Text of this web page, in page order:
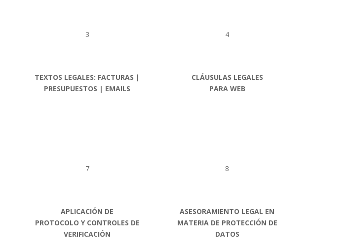
3
TEXTOS LEGALES: FACTURAS |
PRESUPUESTOS | EMAILS
4
CLÁUSULAS LEGALES
PARA WEB
7
APLICACIÓN DE
PROTOCOLO Y CONTROLES DE
VERIFICACIÓN
8
ASESORAMIENTO LEGAL EN
MATERIA DE PROTECCIÓN DE
DATOS